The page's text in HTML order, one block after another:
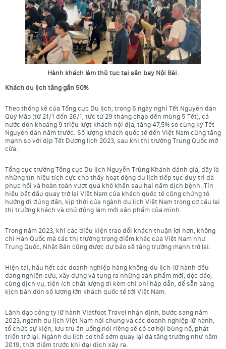
Hành khách làm thủ tục tại sân bay Nội Bài.
Khách du lịch tăng gần 50%
Theo thống kê của Tổng cục Du lịch, trong 6 ngày nghỉ Tết Nguyên đán
Quý Mão (từ 21/1 đến 26/1, tức từ 29 tháng chạp đến mùng 5 Tết), cả
nước đón khoảng 9 triệu lượt khách nội địa, tăng 47,5% so cùng kỳ Tết
Nguyên đán năm trước. Số lượng khách quốc tế đến Việt Nam cũng tăng
mạnh so với dịp Tết Dương lịch 2023, sau khi thị trường Trung Quốc mở
cửa.
Tổng cục trưởng Tổng cục Du lịch Nguyễn Trùng Khánh đánh giá, đây là
những tín hiệu tích cực cho thấy hoạt động du lịch tiếp tục duy trì đà
phục hồi và hoàn toàn vượt qua khó khăn sau hai năm dịch bệnh. Tín
hiệu bắt đầu quay trở lại Việt Nam của khách quốc tế cũng chứng tỏ
hướng đi đúng đắn, kịp thời của ngành du lịch Việt Nam trong cơ cấu lại
thị trường khách và chủ động làm mới sản phẩm của mình.
Trong năm 2023, khi các điều kiện trao đổi khách thuận lợi hơn, không
chỉ Hàn Quốc mà các thị trường trọng điểm khác của Việt Nam như
Trung Quốc, Nhật Bản cũng được dự báo sẽ tăng trưởng mạnh trở lại.
Hiện tại, hầu hết các doanh nghiệp hàng không-du lịch-lữ hành đều
đang nghiên cứu, xây dựng và tung ra những sản phẩm mới, độc đáo,
cùng dịch vụ, tiện ích chất lượng đi kèm chi phí hấp dẫn, để sẵn sàng
kịch bản đón số lượng lớn khách quốc tế tới Việt Nam.
Lãnh đạo công ty lữ hành Vietfoot Travel nhận định, bước sang năm
2023, ngành du lịch Việt Nam nói chung và các doanh nghiệp lữ hành,
tổ chức sự kiện, lưu trú ăn uống nói riêng sẽ có cơ hội bùng nổ, phát
triển trở lại. Ngành du lịch có thể sớm quay lại đà tăng trưởng như năm
2019, thời điểm trước khi đại dịch xảy ra.